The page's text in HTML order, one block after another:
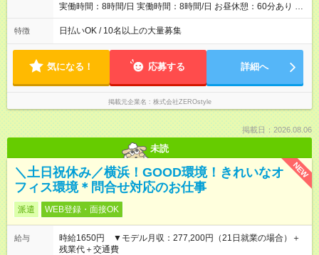
実働時間：8時間/日 実働時間：8時間/日 お昼休憩：60分あり 土
日祝含む全日シフト制
特徴 日払いOK / 10名以上の大量募集
気になる！ 応募する 詳細へ
掲載元企業名 株式会社ZEROstyle
掲載日：2026.08.06
未読
NEW
＼土日祝休み／横浜！GOOD環境！きれいなオ
フィス環境＊問合せ対応のお仕事
派遣 WEB登録・面接OK
給与
時給1650円 ▼モデル月収：277,200円（21日就業の場合）＋
残業代＋交通費